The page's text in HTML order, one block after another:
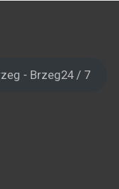
- Brzeg24 / 7